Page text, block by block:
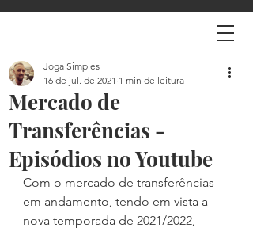
Mercado de
Transferências -
Episódios no Youtube
Joga Simples
16 de jul. de 2021 1 min de leitura
Com o mercado de transferências
em andamento, tendo em vista a
nova temporada de 2021/2022,